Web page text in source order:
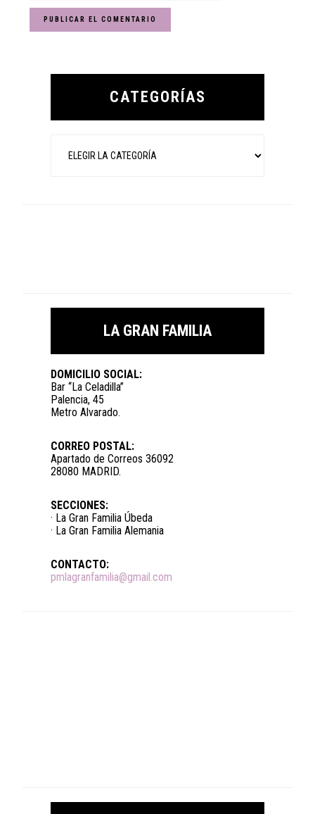
Primary
CATEGORÍAS
LA GRAN FAMILIA
DOMICILIO SOCIAL:
Bar “La Celadilla”
Palencia, 45
Metro Alvarado.
CORREO POSTAL:
Apartado de Correos 36092
28080 MADRID.
SECCIONES:
· La Gran Familia Úbeda
· La Gran Familia Alemania
CONTACTO:
pmlagranfamilia@gmail.com